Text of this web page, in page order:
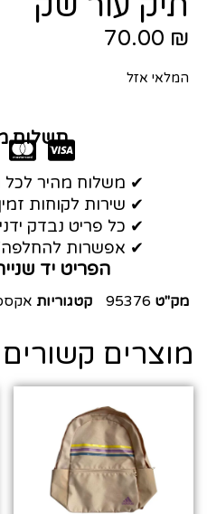
70.00 ₪
המלאי אזל
תשלום
✔ משלוח מהיר לכל
✔ שירות לקוחות
✔ כל פריט נבדק
✔ אפשרות להחלפה/
הפריט יד
מק"ט 95376 קטגוריות
מוצרים קשורים